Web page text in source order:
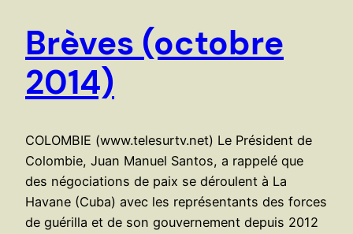
Brèves (octobre
2014)
COLOMBIE (www.telesurtv.net) Le Président de
Colombie, Juan Manuel Santos, a rappelé que
des négociations de paix se déroulent à La
Havane (Cuba) avec les représentants des forces
de guérilla et de son gouvernement depuis 2012